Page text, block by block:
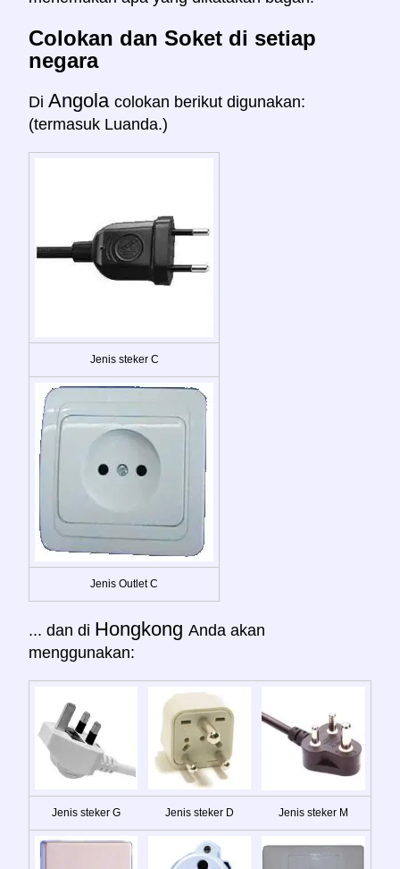
Colokan dan Soket di setiap
negara
Di Angola colokan berikut digunakan:
(termasuk Luanda.)
Jenis steker C
Jenis Outlet C
... dan di Hongkong Anda akan
menggunakan:
Jenis steker G Jenis steker D Jenis steker M